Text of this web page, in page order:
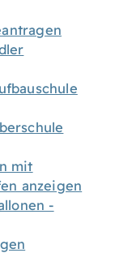
mit
anzeigen
-